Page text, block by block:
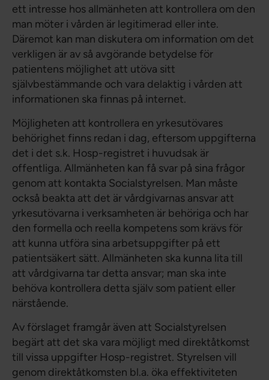
ett intresse hos allmänheten att kontrollera om den
man möter i vården är legitimerad eller inte.
Däremot kan man diskutera om information om det
verkligen är av så avgörande betydelse för
patientens möjlighet att utöva sitt
självbestämmande och vara delaktig i vården att
informationen ska finnas på internet.
Möjligheten att kontrollera en yrkesutövares
behörighet finns redan i dag, eftersom uppgifterna
det i det s.k. Hosp-registret i huvudsak är
offentliga. Allmänheten kan få svar på sina frågor
genom att kontakta Socialstyrelsen. Man måste
också beakta att det är vårdgivarnas ansvar att
yrkesutövarna i verksamheten är behöriga och har
den formella och reella kompetens som krävs för
att kunna utföra sina arbetsuppgifter på ett
patientsäkert sätt. Allmänheten ska kunna lita till
att vårdgivarna tar detta ansvar; man ska inte
behöva kontrollera detta själv som patient eller
närstående.
Av förslaget framgår även att Socialstyrelsen
begärt att det ska vara möjligt med direktåtkomst
till vissa uppgifter Hosp-registret. Styrelsen vill
genom direktåtkomsten bl.a. öka effektiviteten